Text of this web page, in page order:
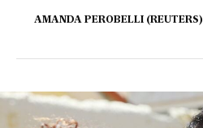
AMANDA PEROBELLI (REUTERS)